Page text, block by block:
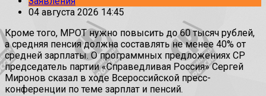
04 августа 2026 14:45
Кроме того, МРОТ нужно повысить до 60 тысяч рублей,
а средняя пенсия должна составлять не менее 40% от
средней зарплаты. О программных предложениях СР
председатель партии «Справедливая Россия» Сергей
Миронов сказал в ходе Всероссийской пресс-
конференции по теме зарплат и пенсий.